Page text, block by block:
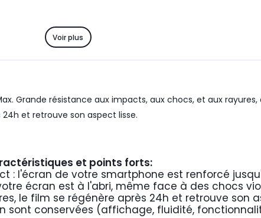
Voir plus
Grande résistance aux impacts, aux chocs, et aux
et retrouve son aspect lisse.
et points forts:
: l'écran de votre smartphone est renforcé
écran est à l'abri, même face à des chocs
le film se régénère après 24h et retrouve son
sont conservées (affichage, fluidité,